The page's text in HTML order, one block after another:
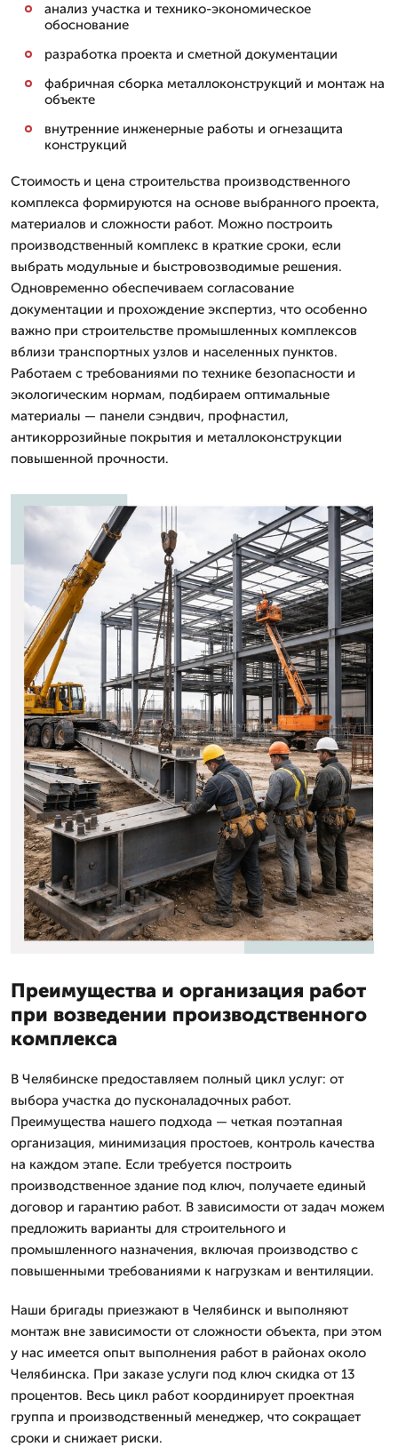
анализ участка и технико-экономическое
обоснование
разработка проекта и сметной документации
фабричная сборка металлоконструкций и монтаж на
объекте
внутренние инженерные работы и огнезащита
конструкций
Стоимость и цена строительства производственного
комплекса формируются на основе выбранного проекта,
материалов и сложности работ. Можно построить
производственный комплекс в краткие сроки, если
выбрать модульные и быстровозводимые решения.
Одновременно обеспечиваем согласование
документации и прохождение экспертиз, что особенно
важно при строительстве промышленных комплексов
вблизи транспортных узлов и населенных пунктов.
Работаем с требованиями по технике безопасности и
экологическим нормам, подбираем оптимальные
материалы — панели сэндвич, профнастил,
антикоррозийные покрытия и металлоконструкции
повышенной прочности.
Преимущества и организация работ
при возведении производственного
комплекса
В Челябинске предоставляем полный цикл услуг: от
выбора участка до пусконаладочных работ.
Преимущества нашего подхода — четкая поэтапная
организация, минимизация простоев, контроль качества
на каждом этапе. Если требуется построить
производственное здание под ключ, получаете единый
договор и гарантию работ. В зависимости от задач можем
предложить варианты для строительного и
промышленного назначения, включая производство с
повышенными требованиями к нагрузкам и вентиляции.
Наши бригады приезжают в Челябинск и выполняют
монтаж вне зависимости от сложности объекта, при этом
у нас имеется опыт выполнения работ в районах около
Челябинска. При заказе услуги под ключ скидка от 13
процентов. Весь цикл работ координирует проектная
группа и производственный менеджер, что сокращает
сроки и снижает риски.